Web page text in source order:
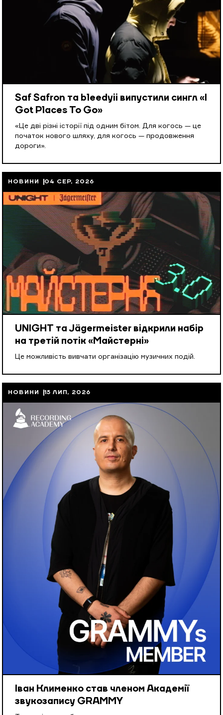
Saf Safron та bleedyii випустили сингл «I
Got Places To Go»
«Це дві різні історії під одним бітом. Для когось — це
початок нового шляху, для когось — продовження
дороги».
НОВИНИ 04 СЕР, 2026
UNIGHT та Jägermeister відкрили набір
на третій потік «Майстерні»
Це можливість вивчати організацію музичних подій.
НОВИНИ 15 ЛИП, 2026
Іван Клименко став членом Академії
звукозапису GRAMMY